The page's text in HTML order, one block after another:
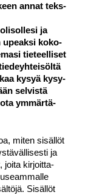
annat teks­
ja
upeak­si koko­
tie­teel­li­set
kysyä kysy­
sel­vis­tä
ymmär­tä­
miten sisäl­löt
ja
joi­ta kir­joit­ta­
Sisäl­löt